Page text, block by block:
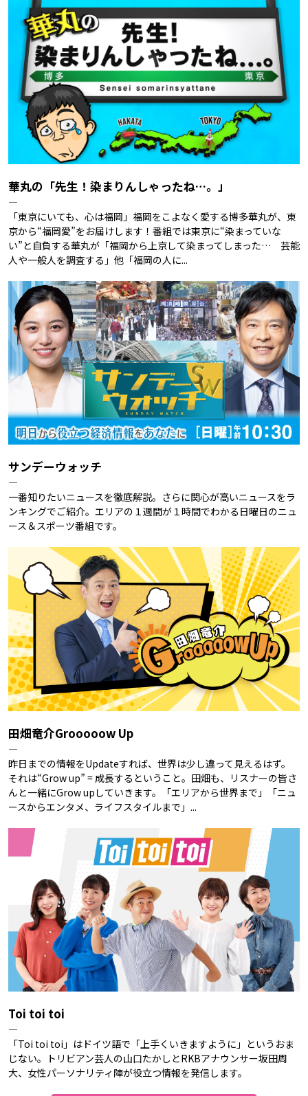
華丸の「先生！染まりんしゃったね…。」
―
「東京にいても、心は福岡」福岡をこよなく愛する博多華丸が、東
京から“福岡愛”をお届けします！番組では東京に“染まっていな
い”と自負する華丸が「福岡から上京して染まってしまった… 芸能
人や一般人を調査する」他「福岡の人に...
サンデーウォッチ
―
一番知りたいニュースを徹底解説。さらに関心が高いニュースをラ
ンキングでご紹介。エリアの１週間が１時間でわかる日曜日のニュ
ース＆スポーツ番組です。
田畑竜介Grooooow Up
―
昨日までの情報をUpdateすれば、世界は少し違って見えるはず。
それは“Grow up” = 成長するということ。田畑も、リスナーの皆さ
んと一緒にGrow upしていきます。「エリアから世界まで」「ニュ
ースからエンタメ、ライフスタイルまで」...
Toi toi toi
―
「Toi toi toi」はドイツ語で「上手くいきますように」というおま
じない。トリビアン芸人の山口たかしとRKBアナウンサー坂田周
大、女性パーソナリティ陣が役立つ情報を発信します。